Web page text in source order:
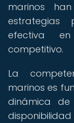
marinos
efectiva
competitivo.
La
marinos es
dinámica de